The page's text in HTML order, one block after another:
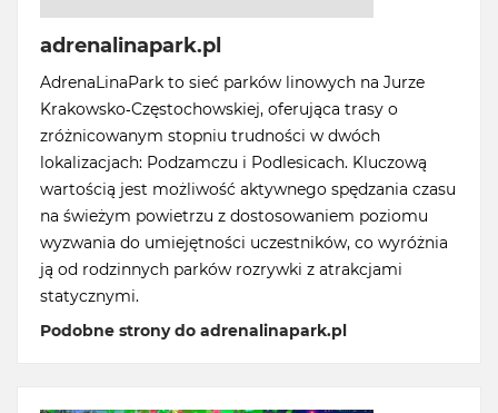
adrenalinapark.pl
AdrenaLinaPark to sieć parków linowych na Jurze
Krakowsko-Częstochowskiej, oferująca trasy o
zróżnicowanym stopniu trudności w dwóch
lokalizacjach: Podzamczu i Podlesicach. Kluczową
wartością jest możliwość aktywnego spędzania czasu
na świeżym powietrzu z dostosowaniem poziomu
wyzwania do umiejętności uczestników, co wyróżnia
ją od rodzinnych parków rozrywki z atrakcjami
statycznymi.
Podobne strony do adrenalinapark.pl